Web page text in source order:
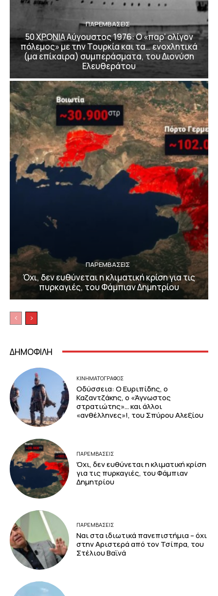
ΠΑΡΕΜΒΑΣΕΙΣ
50 ΧΡΟΝΙΑ Αύγουστος 1976: Ο «παρ’ ολίγον
πόλεμος» με την Τουρκία και τα… ενοχλητικά
(μα επίκαιρα) συμπεράσματα, του Διονύση
Ελευθεράτου
ΠΑΡΕΜΒΑΣΕΙΣ
Όχι, δεν ευθύνεται η κλιματική κρίση για τις
πυρκαγιές, του Φάμπιαν Δημητρίου
ΔΗΜΟΦΙΛΗ
ΚΙΝΗΜΑΤΟΓΡΆΦΟΣ
Οδύσσεια: Ο Ευριπίδης, ο
Καζαντζάκης, ο «Άγνωστος
στρατιώτης»… και άλλοι
«ανθέλληνες»!, του Σπύρου Αλεξίου
ΠΑΡΕΜΒΑΣΕΙΣ
Όχι, δεν ευθύνεται η κλιματική κρίση
για τις πυρκαγιές, του Φάμπιαν
Δημητρίου
ΠΑΡΕΜΒΑΣΕΙΣ
Ναι στα ιδιωτικά πανεπιστήμια – όχι
στην Αριστερά από τον Τσίπρα, του
Στέλιου Βαϊνά